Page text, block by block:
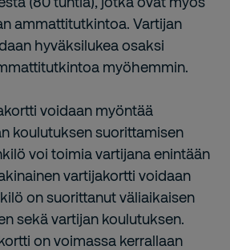
ammattitutkintoa. Vartijan
hyväksilukea osaksi
myöhemmin.
voidaan myöntää
koulutuksen suorittamisen
voi toimia vartijana enintään
vartijakortti voidaan
on suorittanut väliaikaisen
sekä vartijan koulutuksen.
on voimassa kerrallaan